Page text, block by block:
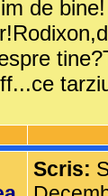
de
Scris: